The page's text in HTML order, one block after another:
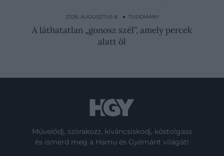
Még csak most fedezték fel, de már most
kihalás fenyegeti…
2026. AUGUSZTUS 8. ● TUDOMÁNY
A láthatatlan „gonosz szél”, amely percek
alatt öl
Művelődj, szórakozz, kíváncsiskodj, kóstolgass
és ismerd meg a Hamu és Gyémánt világát!